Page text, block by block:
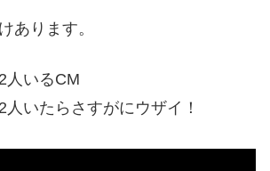
あります。
人いるCM
いたらさすがにウザイ！